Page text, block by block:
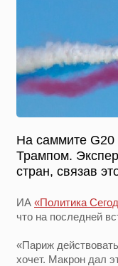
На саммите
Трампом.
стран, связав
ИА «Политика
что на последней
«Париж
хочет. Макрон дал